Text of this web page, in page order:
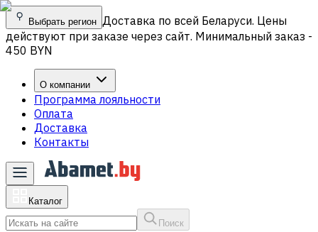
Выбрать регион Доставка по всей Беларуси. Цены
действуют при заказе через сайт. Минимальный заказ -
450 BYN
О компании
Программа лояльности
Оплата
Доставка
Контакты
Каталог
Поиск